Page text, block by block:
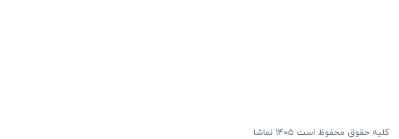
کلیه حقوق محفوظ است ۱۴۰۵ نماشا